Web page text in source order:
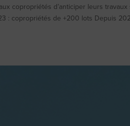
copropriétés d’anticiper leurs
: copropriétés de +200 lots Depuis